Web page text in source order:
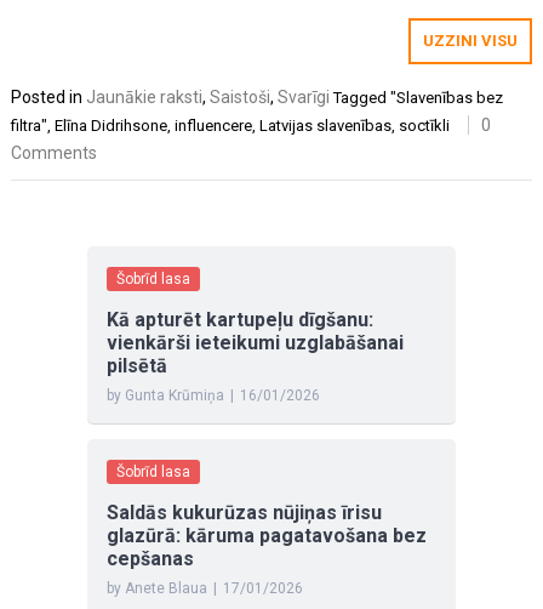
UZZINI VISU
Posted in Jaunākie raksti,Saistoši,Svarīgi Tagged"Slavenības bez
filtra" ,Elīna Didrihsone ,influencere ,Latvijas slavenības soctīkli
0
Comments
Šobrīd lasa
Kā apturēt kartupeļu dīgšanu:
vienkārši ieteikumi uzglabāšanai
pilsētā
by Gunta Krūmiņa 16/01/2026
Šobrīd lasa
Saldās kukurūzas nūjiņas īrisu
glazūrā: kāruma pagatavošana bez
cepšanas
by Anete Blaua 17/01/2026